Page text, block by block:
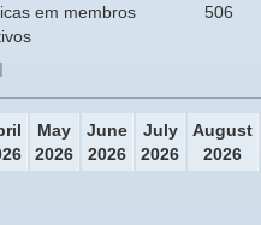
em membros
506
May
2026
June
2026
July
2026
August
2026